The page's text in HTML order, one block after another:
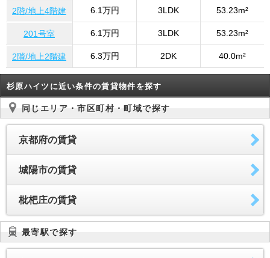
2階/地上4階建 6.1万円 3LDK 53.23m²
201号室 6.1万円 3LDK 53.23m²
2階/地上2階建 6.3万円 2DK 40.0m²
杉原ハイツに近い条件の賃貸物件を探す
同じエリア・市区町村・町域で探す
京都府の賃貸
城陽市の賃貸
枇杷庄の賃貸
最寄駅で探す